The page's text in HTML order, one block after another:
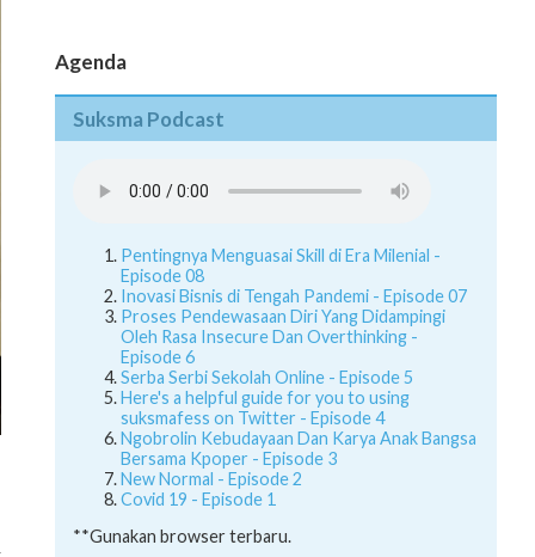
Agenda
Suksma Podcast
Pentingnya Menguasai Skill di Era Milenial -
Episode 08
Inovasi Bisnis di Tengah Pandemi - Episode 07
Proses Pendewasaan Diri Yang Didampingi
Oleh Rasa Insecure Dan Overthinking -
Episode 6
Serba Serbi Sekolah Online - Episode 5
Here's a helpful guide for you to using
suksmafess on Twitter - Episode 4
Ngobrolin Kebudayaan Dan Karya Anak Bangsa
Bersama Kpoper - Episode 3
New Normal - Episode 2
Covid 19 - Episode 1
**Gunakan browser terbaru.